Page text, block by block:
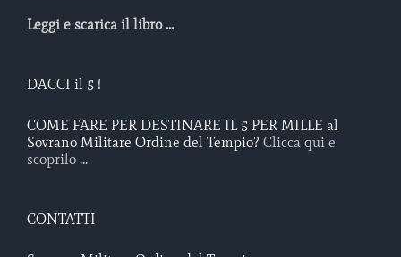
Leggi e scarica il libro ...
DACCI il 5 !
COME FARE PER DESTINARE IL 5 PER MILLE al
Sovrano Militare Ordine del Tempio? Clicca qui e
scoprilo ...
CONTATTI